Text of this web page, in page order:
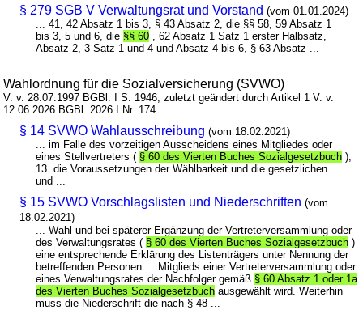
§ 279 SGB V Verwaltungsrat und Vorstand (vom 01.01.2024)
... 41, 42 Absatz 1 bis 3, § 43 Absatz 2, die §§ 58, 59 Absatz 1
bis 3, 5 und 6, die §§ 60 , 62 Absatz 1 Satz 1 erster Halbsatz,
Absatz 2, 3 Satz 1 und 4 und Absatz 4 bis 6, § 63 Absatz ...
Wahlordnung für die Sozialversicherung (SVWO)
V. v. 28.07.1997 BGBl. I S. 1946; zuletzt geändert durch Artikel 1 V. v.
12.06.2026 BGBl. 2026 I Nr. 174
§ 14 SVWO Wahlausschreibung (vom 18.02.2021)
... im Falle des vorzeitigen Ausscheidens eines Mitgliedes oder
eines Stellvertreters ( § 60 des Vierten Buches Sozialgesetzbuch ),
13. die Voraussetzungen der Wählbarkeit und die gesetzlichen
und ...
§ 15 SVWO Vorschlagslisten und Niederschriften (vom
18.02.2021)
... Wahl und bei späterer Ergänzung der Vertreterversammlung oder
des Verwaltungsrates ( § 60 des Vierten Buches Sozialgesetzbuch )
eine entsprechende Erklärung des Listenträgers unter Nennung der
betreffenden Personen ... Mitglieds einer Vertreterversammlung oder
eines Verwaltungsrates der Nachfolger gemäß § 60 Absatz 1 oder 1a
des Vierten Buches Sozialgesetzbuch ausgewählt wird. Weiterhin
muss die Niederschrift die nach § 48 ...